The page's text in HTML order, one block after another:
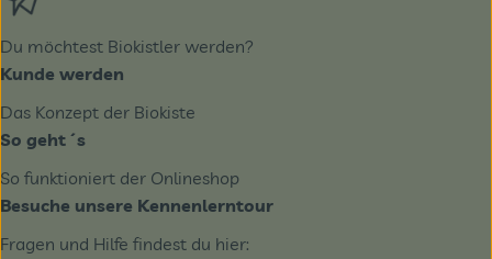
Du möchtest Biokistler werden?
Kunde werden
Das Konzept der Biokiste
So geht´s
So funktioniert der Onlineshop
Besuche unsere Kennenlerntour
Fragen und Hilfe findest du hier: